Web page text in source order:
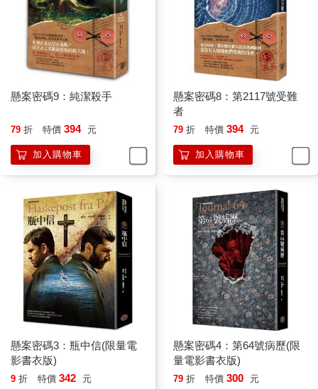
卡爾揉揉眼睛後細讀。
瑪嘉．皮特森
生於一九六○年十一月十一日，死於二○二○年十一月十一日
家人將深深懷念
他起抬頭。「嗯，一個女人死在她的六十歲生日，除了這點沒有
馬庫斯嚴肅地瞪了他一眼。「我來告訴你怎麼了，這讓我想起我
跟你第一次碰面的時候。」
「真的？真是個不幸的聯想。你說第一次？在什麼時候？」
「一九八八年一月。那時候你是康根大道警察局的巡佐，而我是
凶殺組的警官。」
卡爾稍微挺起身子。「你到底怎麼會記得？一九八八年的時候你
甚至不認識我。」
「我會記得是因為，你和你同僚是第一批趕到爆炸的修車廠的
人，那裡燒著大火。我還記得你照顧一個半昏迷的女人，她的小
孩在爆炸中身亡。」
馬庫斯看著他手下最棒的調查人員眼神呆滯了一會兒，接著拿起
報紙再次細讀。他在泛淚嗎？難以置信。
「瑪嘉．皮特森，」他慢慢說著，「那個瑪嘉．皮特森？」
馬庫斯點頭。「沒錯。兩個星期前，我跟泰耶．蒲羅被叫到她的
公寓執行任務。她已經吊死在走廊好幾天了，不用怎麼查，就可
以確定她的死因是自殺。她身下的地板上有張小男孩的照片，可
能原本握在手裡，直到死後才掉下來。」他搖搖頭。「客廳桌上
懸案密碼9：純潔殺手
79 折 特價 394 元
加入購物車
懸案密碼8：第2117號受難
者
79 折 特價 394 元
加入購物車
懸案密碼3：瓶中信(限量電
影書衣版)
9 折 特價 342 元
懸案密碼4：第64號病歷(限
量電影書衣版)
79 折 特價 300 元